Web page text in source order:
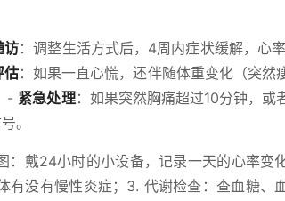
访：调整生活方式后，4周内症状缓解，心
估：如果一直心慌，还伴随体重变化（突然
- 紧急处理：如果突然胸痛超过10分钟，或
。
：戴24小时的小设备，记录一天的心率变
没有慢性炎症；3. 代谢检查：查血糖、